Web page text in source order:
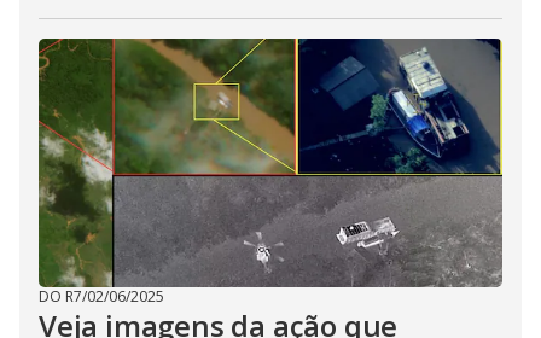
DO R7/02/06/2025
Veja imagens da ação que